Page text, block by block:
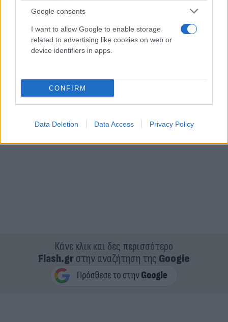
Google consents
I want to allow Google to enable storage
related to advertising like cookies on web or
device identifiers in apps.
CONFIRM
Data Deletion Data Access Privacy Policy
Κάνε κλικ και δες περισσότερο
Flash.grστην αναζήτηση της Google